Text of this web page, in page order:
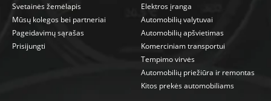
Svetainės žemėlapis
Mūsų kolegos bei partneriai
Pageidavimų sąrašas
Prisijungti
Elektros įranga
Automobilių valytuvai
Automobilių apšvietimas
Komerciniam transportui
Tempimo virvės
Automobilių priežiūra ir remontas
Kitos prekės automobiliams